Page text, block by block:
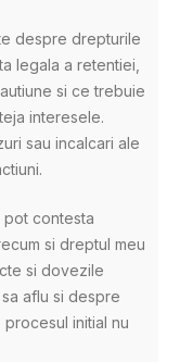
despre drepturile
legala a retentiei,
si ce trebuie
interesele.
sau incalcari ale
contesta
si dreptul meu
si dovezile
aflu si despre
initial nu